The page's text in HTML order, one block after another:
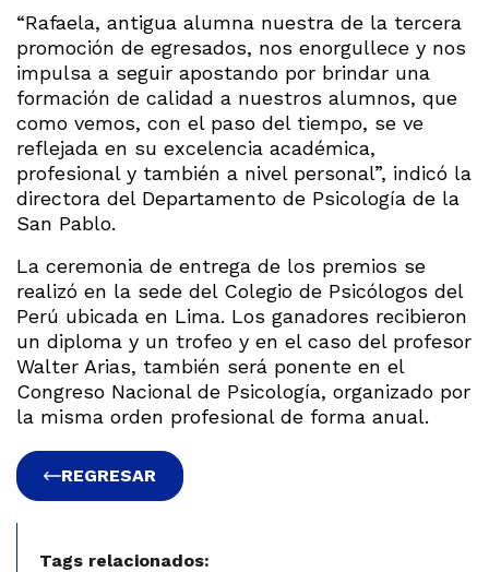
“Rafaela, antigua alumna nuestra de la tercera
promoción de egresados, nos enorgullece y nos
impulsa a seguir apostando por brindar una
formación de calidad a nuestros alumnos, que
como vemos, con el paso del tiempo, se ve
reflejada en su excelencia académica,
profesional y también a nivel personal”, indicó la
directora del Departamento de Psicología de la
San Pablo.
La ceremonia de entrega de los premios se
realizó en la sede del Colegio de Psicólogos del
Perú ubicada en Lima. Los ganadores recibieron
un diploma y un trofeo y en el caso del profesor
Walter Arias, también será ponente en el
Congreso Nacional de Psicología, organizado por
la misma orden profesional de forma anual.
REGRESAR
Tags relacionados: